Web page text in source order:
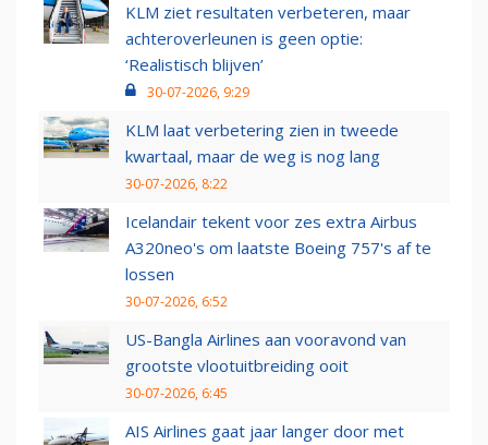
KLM ziet resultaten verbeteren, maar
achteroverleunen is geen optie:
‘Realistisch blijven’
30-07-2026, 9:29
KLM laat verbetering zien in tweede
kwartaal, maar de weg is nog lang
30-07-2026, 8:22
Icelandair tekent voor zes extra Airbus
A320neo's om laatste Boeing 757's af te
lossen
30-07-2026, 6:52
US-Bangla Airlines aan vooravond van
grootste vlootuitbreiding ooit
30-07-2026, 6:45
AIS Airlines gaat jaar langer door met